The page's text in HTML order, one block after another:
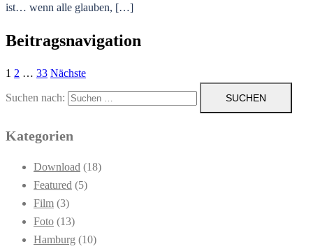
ist… wenn alle glauben, […]
Beitragsnavigation
1 2 … 33 Nächste
Suchen nach:
Kategorien
Download (18)
Featured (5)
Film (3)
Foto (13)
Hamburg (10)